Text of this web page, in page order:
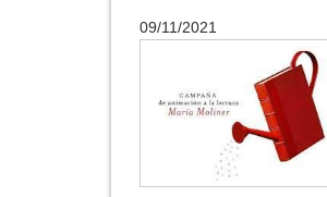
09/11/2021